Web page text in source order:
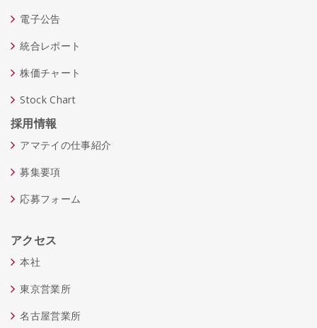
電子公告
統合レポート
株価チャート
Stock Chart
採用情報
アマテイの仕事紹介
募集要項
応募フォーム
アクセス
本社
東京営業所
名古屋営業所